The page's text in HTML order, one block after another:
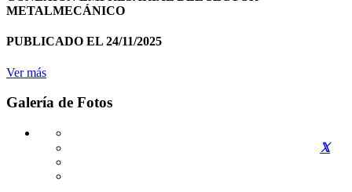
METALMECÁNICO
PUBLICADO EL 24/11/2025
Ver más
Galería de Fotos